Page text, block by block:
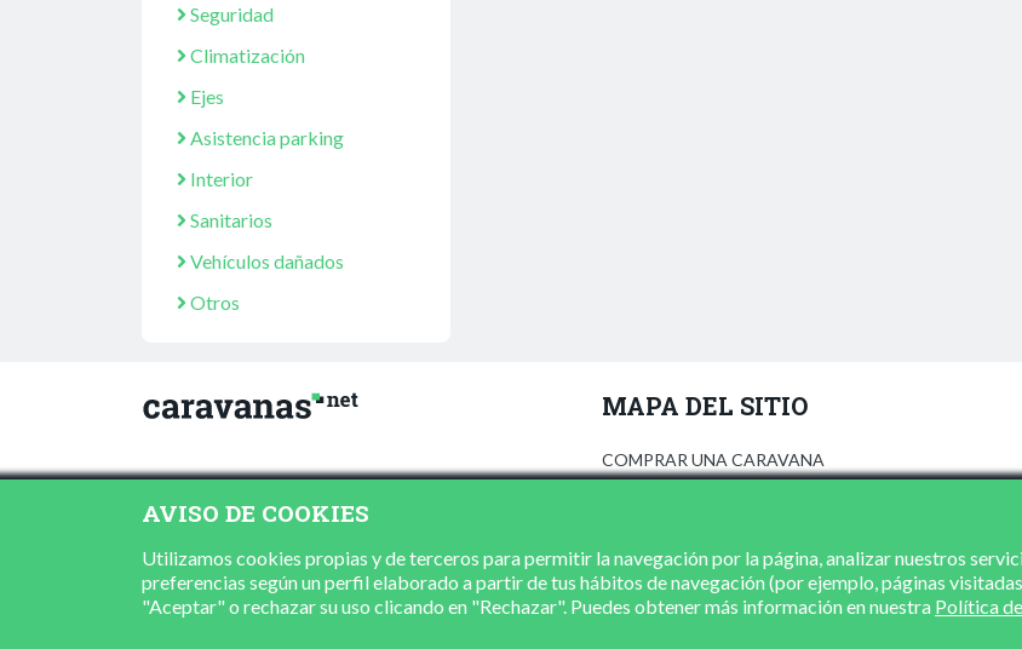
Seguridad
Climatización
Ejes
Asistencia parking
Interior
Sanitarios
Vehículos dañados
Otros
MAPA DEL SITIO
COMPRAR UNA CARAVANA
CONCESIONARIOS
CONTACTO
AVISO DE COOKIES
Utilizamos cookies propias y de terceros para permitir la navegación por la página, analizar nuestros
preferencias según un perfil elaborado a partir de tus hábitos de navegación (por ejemplo, páginas
"Aceptar" o rechazar su uso clicando en "Rechazar". Puedes obtener más información en nuestra Política